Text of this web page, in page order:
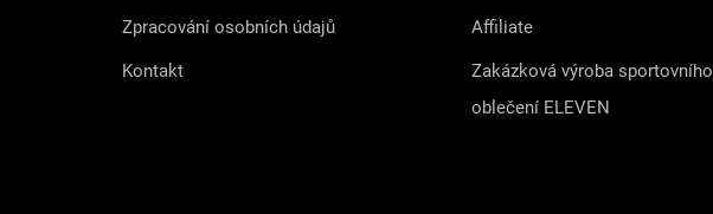
Zpracování osobních údajů
Kontakt
Affiliate
Zakázková výroba sportovního
oblečení ELEVEN